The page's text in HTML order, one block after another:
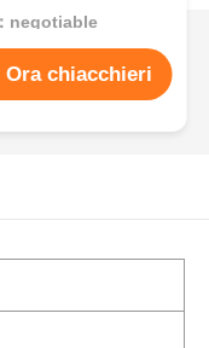
negotiable
Ora chiacchieri